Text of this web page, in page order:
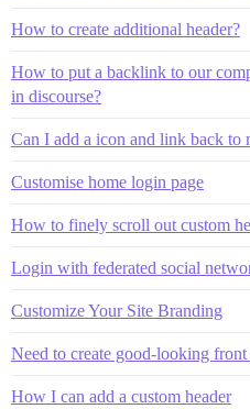
How to create additional header?
How to put a backlink to our
in discourse?
Can I add a icon and link back to
Customise home login page
How to finely scroll out custom
Login with federated social
Customize Your Site Branding
Need to create good-looking
How I can add a custom header